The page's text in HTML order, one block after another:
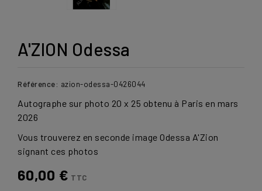
A'ZION Odessa
Référence: azion-odessa-0426044
Autographe sur photo 20 x 25 obtenu à Paris en mars
2026
Vous trouverez en seconde image Odessa A'Zion
signant ces photos
60,00 € TTC